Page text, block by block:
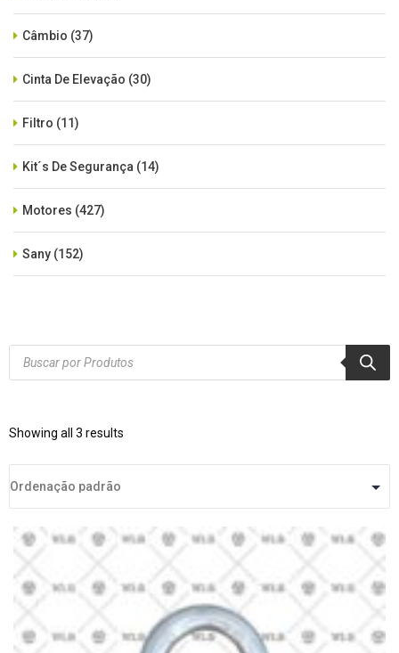
Câmbio (37)
Cinta De Elevação (30)
Filtro (11)
Kit´s De Segurança (14)
Motores (427)
Sany (152)
Zoomlion(84)
Products
search
Showing all 3 results